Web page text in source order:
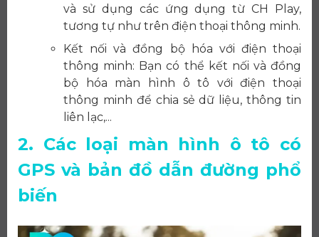
và sử dụng các ứng dụng từ CH Play,
tương tự như trên điện thoại thông minh.
Kết nối và đồng bộ hóa với điện thoại
thông minh: Bạn có thể kết nối và đồng
bộ hóa màn hình ô tô với điện thoại
thông minh để chia sẻ dữ liệu, thông tin
liên lạc,...
2. Các loại màn hình ô tô có
GPS và bản đồ dẫn đường phổ
biến